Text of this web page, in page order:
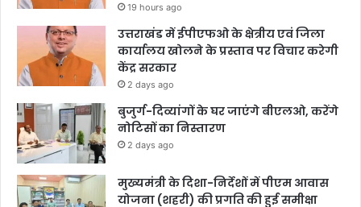
19 hours ago
उत्तराखंड में ईपीएफओ के क्षेत्रीय एवं जिला
कार्यालय खोलने के प्रस्ताव पर विचार करेगी
केंद्र सरकार
2 days ago
बुजुर्ग-दिव्यांगों के घर जाएंगे बीएलओ, करेंगे
नोटिसों का निस्तारण
2 days ago
मुख्यमंत्री के दिशा-निर्देशों में पीएम आवास
योजना (शहरी) की प्रगति की हुई समीक्षा